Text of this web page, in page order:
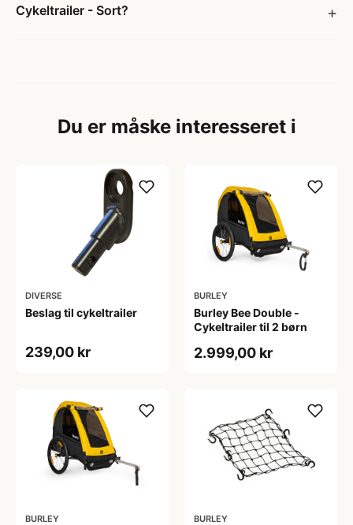
Cykeltrailer - Sort?
Du er måske interesseret i
DIVERSE
Beslag til cykeltrailer
239,00 kr
BURLEY
Burley Bee Double -
Cykeltrailer til 2 børn
2.999,00 kr
BURLEY BURLEY